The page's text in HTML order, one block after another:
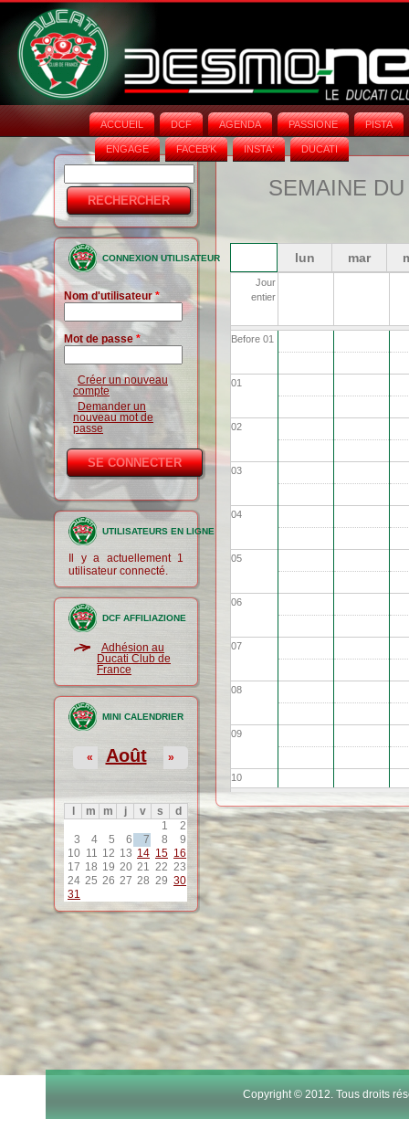
ACCUEIL DCF AGENDA PASSIONE PISTA
ENGAGE FACEB'K INSTA‘ DUCATI
Formulaire
de
recherche
CONNEXION UTILISATEUR
Nom d'utilisateur*
Mot de passe *
Créer un nouveau
compte
Demander un
nouveau mot de
passe
UTILISATEURS EN LIGNE
Il y a actuellement 1
utilisateur connecté.
DCF AFFILIAZIONE
Adhésion au
Ducati Club de
France
MINI CALENDRIER
Août
« »
m m j v s
d
1
2
3
4 5 6 7 8
9
10 11 12 13 14 15 16
17 18 19 20 21 22 23
24 25 26 27 28 29 30
31
SEMAINE
lun mar
Jour
entier
Before 01
01
02
03
04
05
06
07
08
09
10
11
12
13
15
16
Copyright © 2012. Tous droits